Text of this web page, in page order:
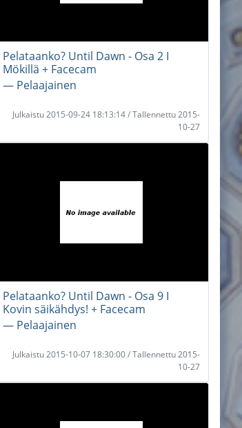
Pelataanko? Until Dawn - Osa 2 I
Mökillä + Facecam
― Pelaajainen
Julkaistu 2015-09-24 18:13:14 / Tallennettu 2015-
10-27
Pelataanko? Until Dawn - Osa 9 I
Kovin säikähdys! + Facecam
― Pelaajainen
Julkaistu 2015-10-07 18:30:00 / Tallennettu 2015-
10-27